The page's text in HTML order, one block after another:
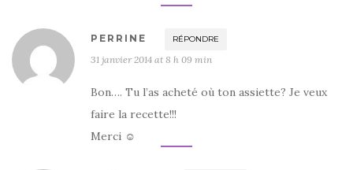
PERRINE RÉPONDRE
31 janvier 2014 at 8 h 09 min
Bon…. Tu l’as acheté où ton assiette? Je veux
faire la recette!!!
Merci ☺️